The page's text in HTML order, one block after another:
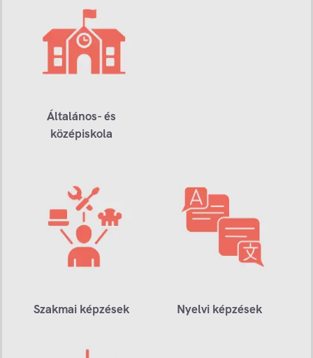
Általános- és
középiskola
Szakmai képzések Nyelvi képzések